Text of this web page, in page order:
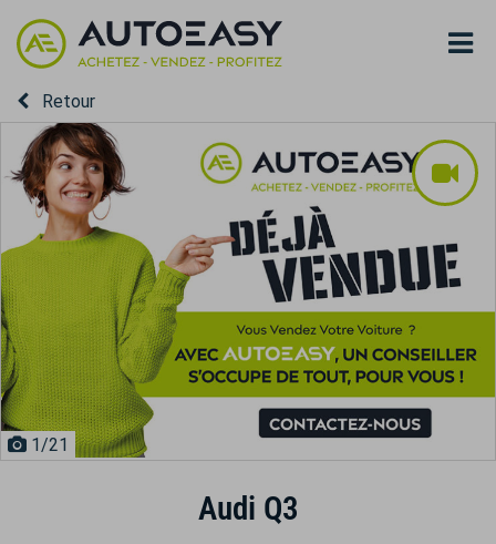
Retour
1/21
Audi Q3